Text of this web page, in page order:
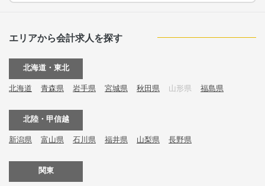
エリアから会計求人を探す
北海道・東北
北海道 青森県 岩手県 宮城県 秋田県 山形県 福島県
北陸・甲信越
新潟県 富山県 石川県 福井県 山梨県 長野県
関東